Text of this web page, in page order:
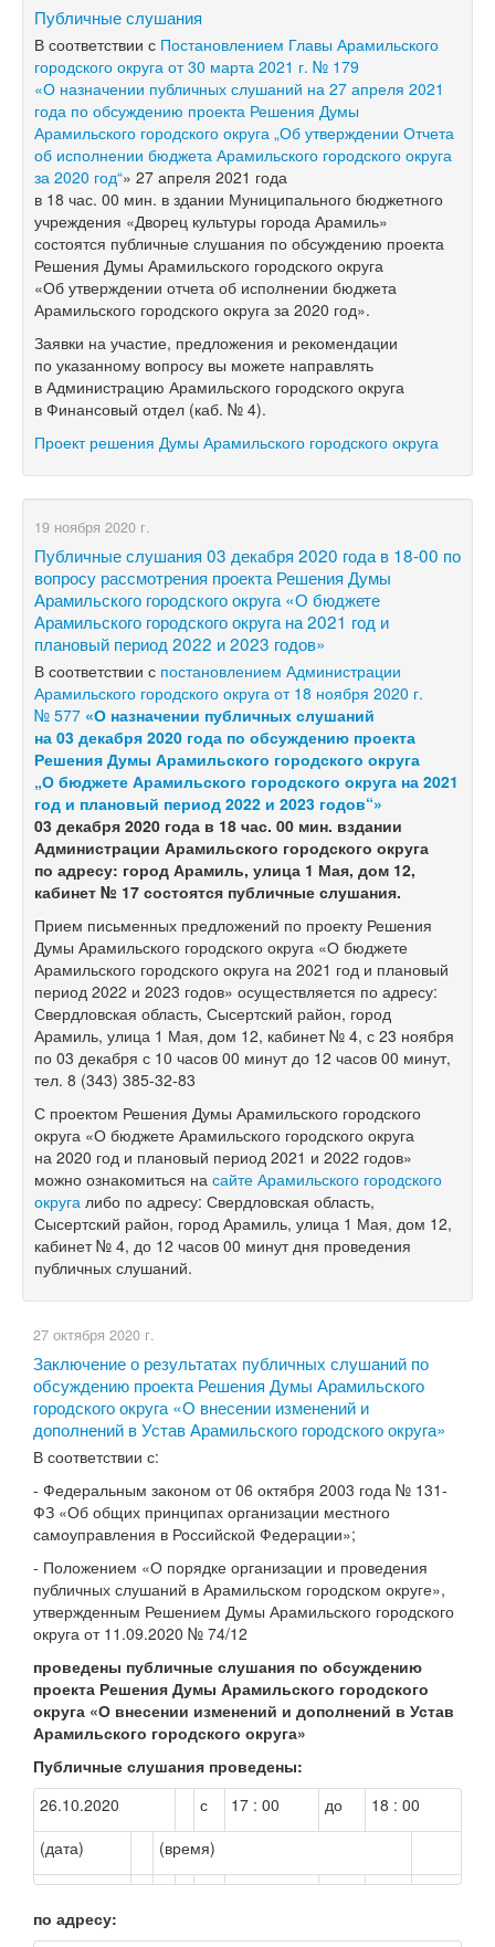
Публичные слушания
В соответствии с Постановлением Главы Арамильского
городского округа от 30 марта 2021 г. № 179
«О назначении публичных слушаний на 27 апреля 2021
года по обсуждению проекта Решения Думы
Арамильского городского округа „Об утверждении Отчета
об исполнении бюджета Арамильского городского округа
за 2020 год“» 27 апреля 2021 года
в 18 час. 00 мин. в здании Муниципального бюджетного
учреждения «Дворец культуры города Арамиль»
состоятся публичные слушания по обсуждению проекта
Решения Думы Арамильского городского округа
«Об утверждении отчета об исполнении бюджета
Арамильского городского округа за 2020 год».
Заявки на участие, предложения и рекомендации
по указанному вопросу вы можете направлять
в Администрацию Арамильского городского округа
в Финансовый отдел (каб. № 4).
Проект решения Думы Арамильского городского округа
19 ноября 2020 г.
Публичные слушания 03 декабря 2020 года в 18-00 по
вопросу рассмотрения проекта Решения Думы
Арамильского городского округа «О бюджете
Арамильского городского округа на 2021 год и
плановый период 2022 и 2023 годов»
В соответствии с постановлением Администрации
Арамильского городского округа от 18 ноября 2020 г.
№ 577 «О назначении публичных слушаний
на 03 декабря 2020 года по обсуждению проекта
Решения Думы Арамильского городского округа
„О бюджете Арамильского городского округа на 2021
год и плановый период 2022 и 2023 годов“»
03 декабря 2020 года в 18 час. 00 мин. вздании
Администрации Арамильского городского округа
по адресу: город Арамиль, улица 1 Мая, дом 12,
кабинет № 17 состоятся публичные слушания.
Прием письменных предложений по проекту Решения
Думы Арамильского городского округа «О бюджете
Арамильского городского округа на 2021 год и плановый
период 2022 и 2023 годов» осуществляется по адресу:
Свердловская область, Сысертский район, город
Арамиль, улица 1 Мая, дом 12, кабинет № 4, с 23 ноября
по 03 декабря с 10 часов 00 минут до 12 часов 00 минут,
тел. 8 (343) 385-32-83
С проектом Решения Думы Арамильского городского
округа «О бюджете Арамильского городского округа
на 2020 год и плановый период 2021 и 2022 годов»
можно ознакомиться на сайте Арамильского городского
округа либо по адресу: Свердловская область,
Сысертский район, город Арамиль, улица 1 Мая, дом 12,
кабинет № 4, до 12 часов 00 минут дня проведения
публичных слушаний.
27 октября 2020 г.
Заключение о результатах публичных слушаний по
обсуждению проекта Решения Думы Арамильского
городского округа «О внесении изменений и
дополнений в Устав Арамильского городского округа»
В соответствии с:
- Федеральным законом от 06 октября 2003 года № 131-
ФЗ «Об общих принципах организации местного
самоуправления в Российской Федерации»;
- Положением «О порядке организации и проведения
публичных слушаний в Арамильском городском округе»,
утвержденным Решением Думы Арамильского городского
округа от 11.09.2020 № 74/12
проведены публичные слушания по обсуждению
проекта Решения Думы Арамильского городского
округа «О внесении изменений и дополнений в Устав
Арамильского городского округа»
Публичные слушания проведены:
26.10.2020
с 17 : 00 до
18 : 00
(дата)
(время)
по адресу: